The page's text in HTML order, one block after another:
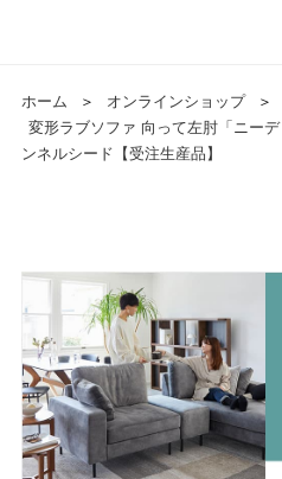
ホーム ＞ オンラインショップ ＞
変形ラブソファ 向って左肘「ニー
ンネルシード【受注生産品】